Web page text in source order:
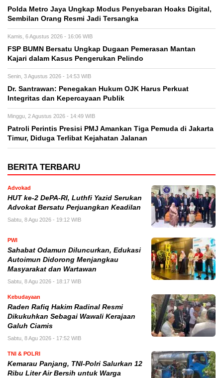
Polda Metro Jaya Ungkap Modus Penyebaran Hoaks Digital,
Sembilan Orang Resmi Jadi Tersangka
Kamis, 6 Agustus 2026 - 16:06 WIB
FSP BUMN Bersatu Ungkap Dugaan Pemerasan Mantan
Kajari dalam Kasus Pengerukan Pelindo
Senin, 3 Agustus 2026 - 14:53 WIB
Dr. Santrawan: Penegakan Hukum OJK Harus Perkuat
Integritas dan Kepercayaan Publik
Minggu, 2 Agustus 2026 - 14:49 WIB
Patroli Perintis Presisi PMJ Amankan Tiga Pemuda di Jakarta
Timur, Diduga Terlibat Kejahatan Jalanan
BERITA TERBARU
Advokad
HUT ke-2 DePA-RI, Luthfi Yazid Serukan
Advokat Bersatu Perjuangkan Keadilan
Sabtu, 8 Agu 2026 - 19:12 WIB
PWI
Sahabat Odamun Diluncurkan, Edukasi
Autoimun Didorong Menjangkau
Masyarakat dan Wartawan
Sabtu, 8 Agu 2026 - 18:17 WIB
Kebudayaan
Raden Rafiq Hakim Radinal Resmi
Dikukuhkan Sebagai Wawali Kerajaan
Galuh Ciamis
Sabtu, 8 Agu 2026 - 17:52 WIB
TNI & POLRI
Kemarau Panjang, TNI-Polri Salurkan 12
Ribu Liter Air Bersih untuk Warga